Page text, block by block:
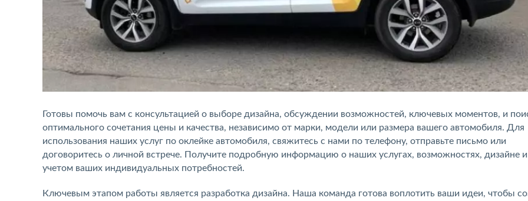
Готовы помочь вам с консультацией о выборе дизайна, обсуждении возможностей, ключевых моментов, и
оптимального сочетания цены и качества, независимо от марки, модели или размера вашего автомобиля. Для
использования наших услуг по оклейке автомобиля, свяжитесь с нами по телефону, отправьте письмо или
договоритесь о личной встрече. Получите подробную информацию о наших услугах, возможностях, дизайне
учетом ваших индивидуальных потребностей.
Ключевым этапом работы является разработка дизайна. Наша команда готова воплотить ваши идеи, чтобы